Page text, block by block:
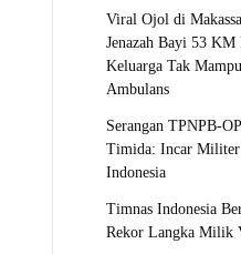
Viral Ojol di
Jenazah Bayi 53 KM
Keluarga Tak
Ambulans
Serangan TPNPB-
Timida: Incar
Indonesia
Timnas Indonesia
Rekor Langka Milik